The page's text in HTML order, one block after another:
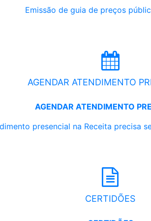
Emissão de guia de preços
AGENDAR ATENDIMENTO
AGENDAR ATENDIMENTO
presencial na Receita precisa
CERTIDÕES